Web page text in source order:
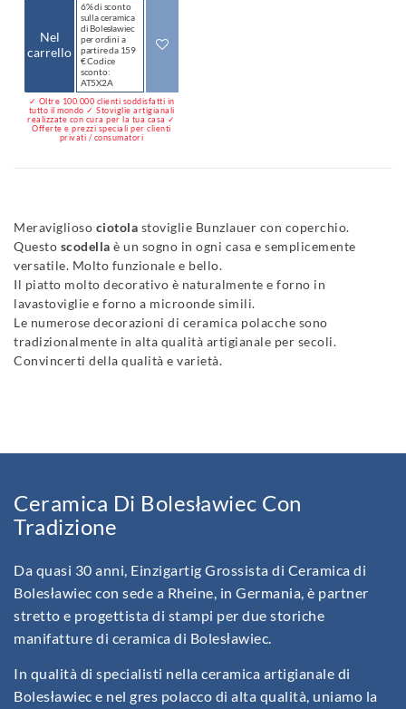
Nel
carrello
6% di sconto
sulla ceramica
di Bolesławiec
per ordini a
partire da 159
€ Codice
sconto:
AT5X2A
✓ Oltre 100.000 clienti soddisfatti in
tutto il mondo ✓ Stoviglie artigianali
realizzate con cura per la tua casa ✓
Offerte e prezzi speciali per clienti
privati / consumatori
Meraviglioso ciotola stoviglie Bunzlauer con coperchio.
Questo scodella è un sogno in ogni casa e semplicemente
versatile. Molto funzionale e bello.
Il piatto molto decorativo è naturalmente e forno in
lavastoviglie e forno a microonde simili.
Le numerose decorazioni di ceramica polacche sono
tradizionalmente in alta qualità artigianale per secoli.
Convincerti della qualità e varietà.
Ceramica Di Bolesławiec Con
Tradizione
Da quasi 30 anni, Einzigartig Grossista di Ceramica di
Bolesławiec con sede a Rheine, in Germania, è partner
stretto e progettista di stampi per due storiche
manifatture di ceramica di Bolesławiec.
In qualità di specialisti nella ceramica artigianale di
Bolesławiec e nel gres polacco di alta qualità, uniamo la